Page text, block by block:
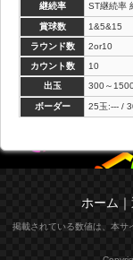
継続率 ST継続率
賞球数
1&5&15
ラウンド数
2or10
カウント数
10
出玉
300～
ボーダー 25玉:--- /
ホーム ｜
掲載されている数値は、本サ